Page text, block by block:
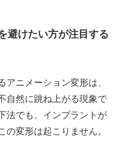
避けたい方が注目する
アニメーション変形は、
自然に跳ね上がる現象で
法でも、インプラントが
の変形は起こりません。